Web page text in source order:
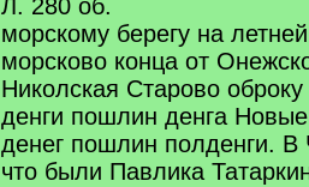
Л. 280 об.
морскому берегу на
морсково конца от
Николская Старово
денги пошлин денга
денег пошлин полденги. В
что были Павлика